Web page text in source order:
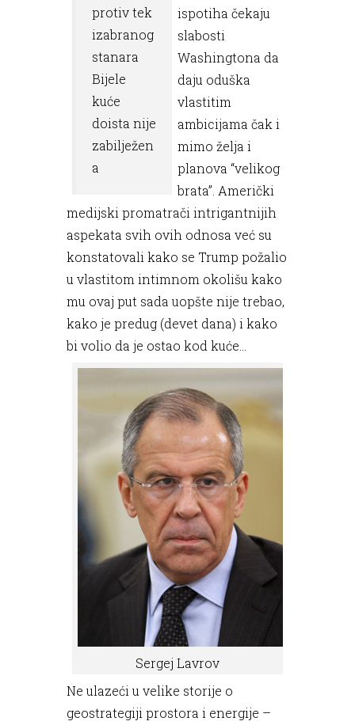
protiv tek
izabranog
stanara
Bijele
kuće
doista nije
zabilježen
a
ispotiha čekaju
slabosti
Washingtona da
daju oduška
vlastitim
ambicijama čak i
mimo želja i
planova “velikog
brata”. Američki
medijski promatrači intrigantnijih
aspekata svih ovih odnosa već su
konstatovali kako se Trump požalio
u vlastitom intimnom okolišu kako
mu ovaj put sada uopšte nije trebao,
kako je predug (devet dana) i kako
bi volio da je ostao kod kuće...
Sergej Lavrov
Ne ulazeći u velike storije o
geostrategiji prostora i energije –